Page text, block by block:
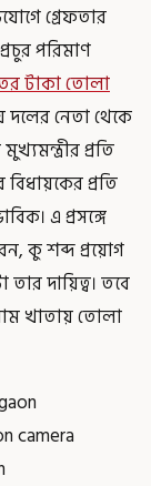
গ্রেফতার
পরিমাণ
টাকা তোলা
দলের নেতা থেকে
প্রতি
প্রতি
এ প্রসঙ্গে
কু শব্দ প্রয়োগ
দায়িত্ব। তবে
খাতায় তোলা
camera